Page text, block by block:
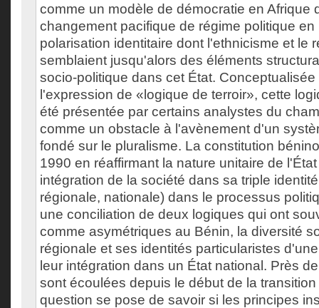
comme un modèle de démocratie en Afrique
changement pacifique de régime politique en
polarisation identitaire dont l'ethnicisme et le
semblaient jusqu'alors des éléments
socio-politique dans cet État.
l'expression de «logique de terroir», cette
été présentée par certains analystes du
comme un obstacle à l'avènement d'un
fondé sur le pluralisme. La constitution
1990 en réaffirmant la nature unitaire de
intégration de la société dans sa triple
régionale, nationale) dans le processus
une conciliation de deux logiques qui ont
comme asymétriques au Bénin, la diversité
régionale et ses identités particularistes
leur intégration dans un État national. Près
sont écoulées depuis le début de la
question se pose de savoir si les principes